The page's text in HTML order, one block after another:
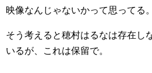
映像なんじゃないかって思ってる。
そう考えると穂村はるなは存在し
いるが、これは保留で。